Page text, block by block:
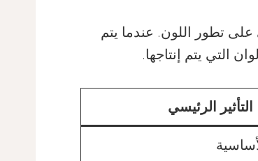
تطور اللون. عندما يتم
التي يتم إنتاجها.
التأثير الرئيسي